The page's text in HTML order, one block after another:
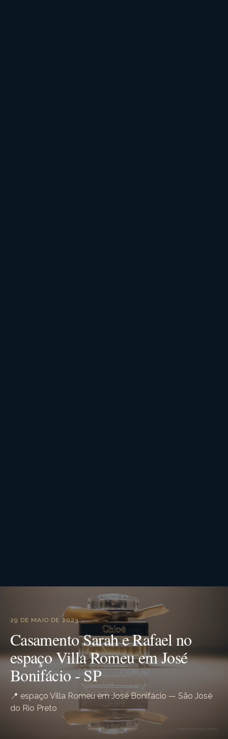
29 DE MAIO DE 2023
Casamento Sarah e Rafael no
espaço Villa Romeu em José
Bonifácio - SP
📍 espaço Villa Romeu em José Bonifácio — São José
do Rio Preto